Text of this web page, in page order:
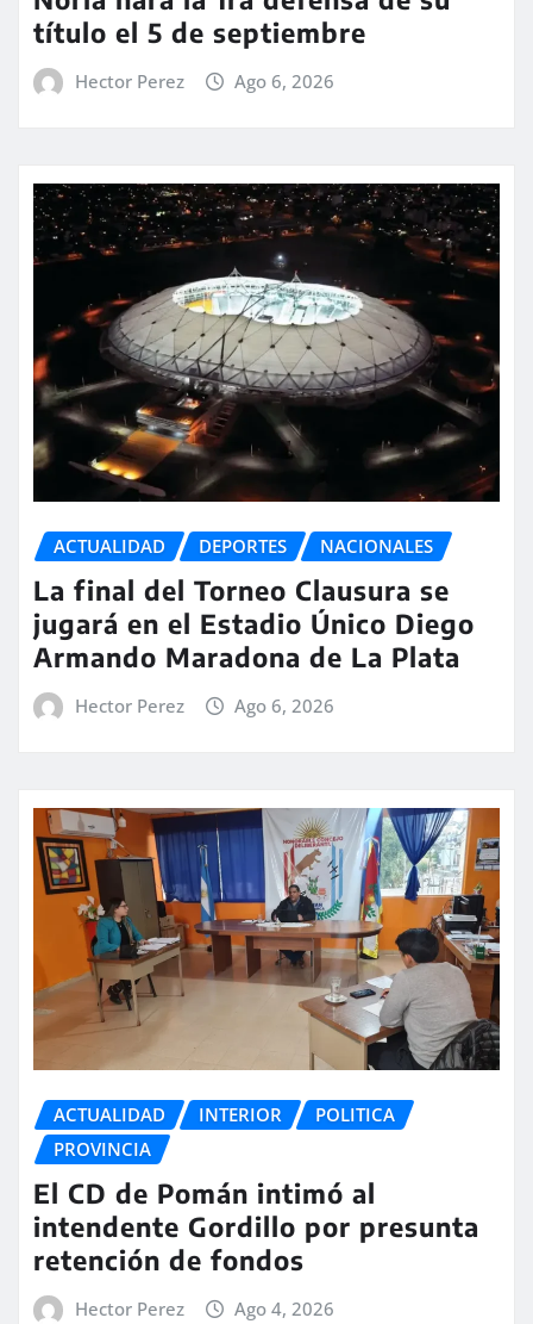
título el 5 de septiembre
Hector Perez Ago 6, 2026
ACTUALIDAD DEPORTES NACIONALES
La final del Torneo Clausura se
jugará en el Estadio Único Diego
Armando Maradona de La Plata
Hector Perez Ago 6, 2026
ACTUALIDAD INTERIOR
POLITICA
PROVINCIA
El CD de Pomán intimó al
intendente Gordillo por presunta
retención de fondos
Hector Perez Ago 4, 2026